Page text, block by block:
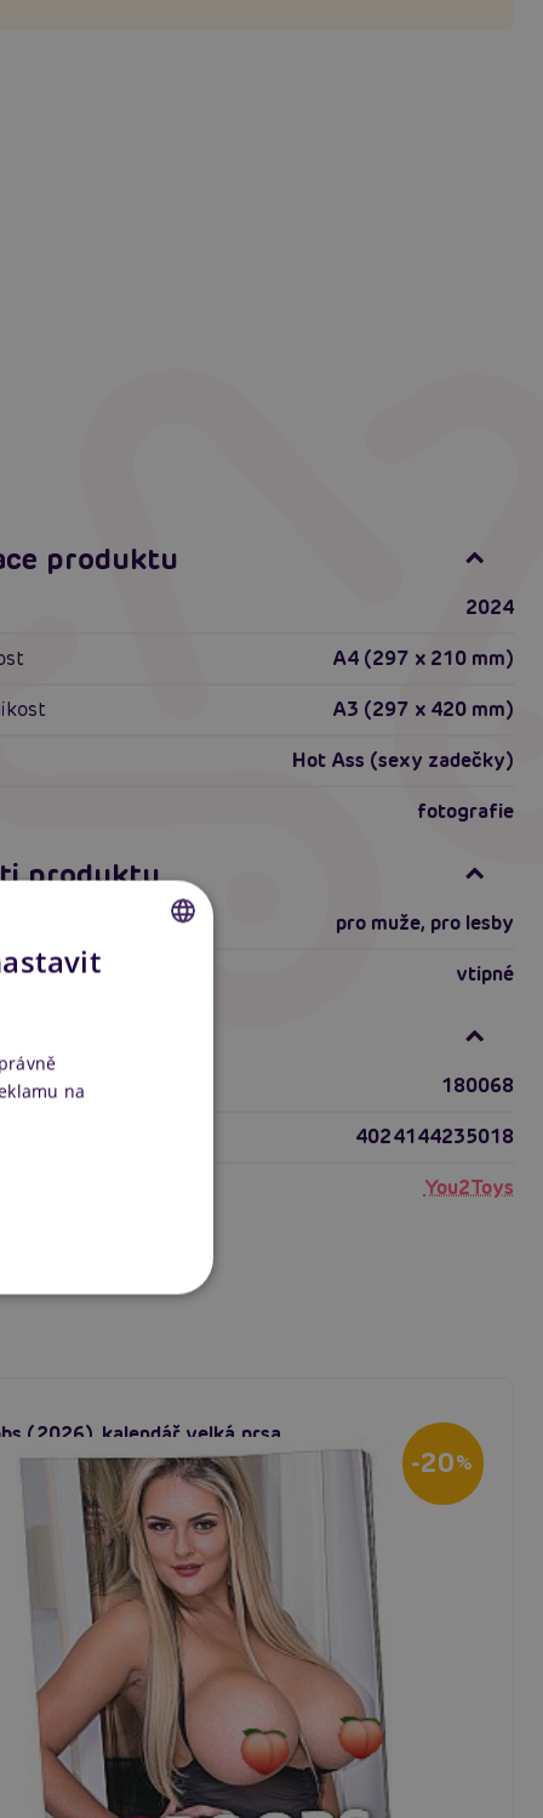
produktu
2024
A4 (297 x 210 mm)
A3 (297 x 420 mm)
Hot Ass (sexy zadečky)
fotografie
produktu
pro muže, pro lesby
vtipné
180068
4024144235018
You2Toys
-20%
(2026), kalendář velká prsa
na